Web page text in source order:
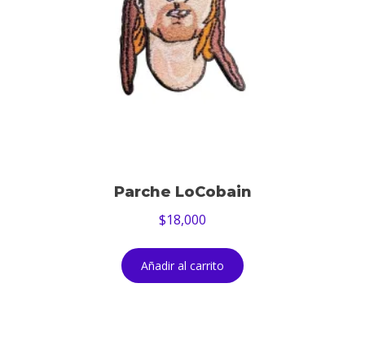
Parche LoCobain
$18,000
Añadir al carrito